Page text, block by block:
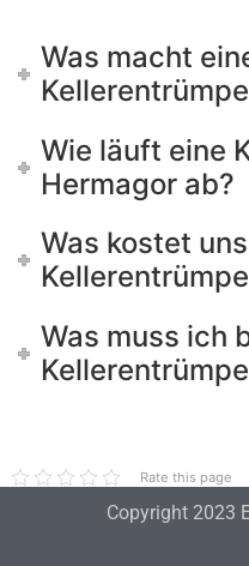
Was macht
Wie läuft eine
Hermagor ab?
Was kostet
Was muss ich
Rate this page
Copyright 2023